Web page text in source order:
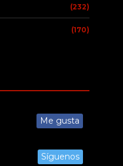
(232)
(170)
Me gusta
Síguenos